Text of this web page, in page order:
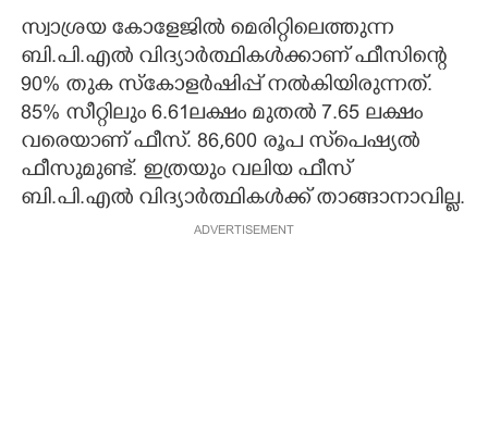
സ്വാശ്രയ കോളേജിൽ മെരിറ്റിലെത്തുന്ന
ബി.പി.എൽ വിദ്യാർത്ഥികൾക്കാണ് ഫീസിന്റെ
90% തുക സ്കോളർഷിപ്പ് നൽകിയിരുന്നത്.
85% സീറ്റിലും 6.61ലക്ഷം മുതൽ 7.65 ലക്ഷം
വരെയാണ് ഫീസ്. 86,600 രൂപ സ്‌പെഷ്യൽ
ഫീസുമുണ്ട്. ഇത്രയും വലിയ ഫീസ്
ബി.പി.എൽ വിദ്യാർത്ഥികൾക്ക് താങ്ങാനാവില്ല.
ADVERTISEMENT